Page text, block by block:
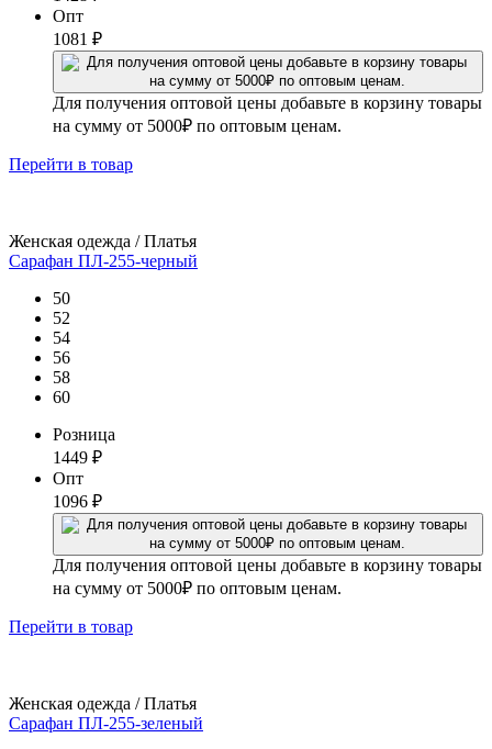
Опт
1081 ₽
Для получения оптовой цены добавьте в корзину товары
на сумму от 5000₽ по оптовым ценам.
Перейти в товар
Женская одежда / Платья
Сарафан ПЛ-255-черный
50
52
54
56
58
60
Розница
1449 ₽
Опт
1096 ₽
Для получения оптовой цены добавьте в корзину товары
на сумму от 5000₽ по оптовым ценам.
Перейти в товар
Женская одежда / Платья
Сарафан ПЛ-255-зеленый